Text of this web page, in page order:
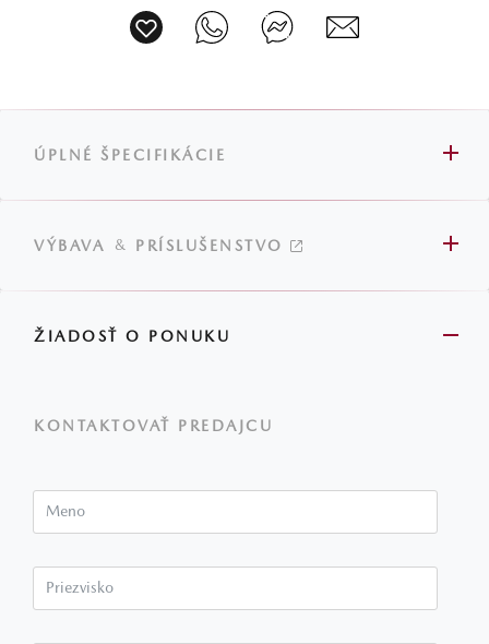
ÚPLNÉ ŠPECIFIKÁCIE
VÝBAVA & PRÍSLUŠENSTVO
ŽIADOSŤ O PONUKU
KONTAKTOVAŤ PREDAJCU